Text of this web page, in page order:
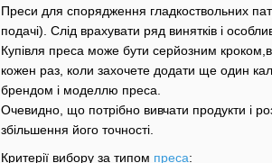
Преси для спорядження гладкоствольних
подачі). Слід врахувати ряд винятків і
Купівля преса може бути серйозним
кожен раз, коли захочете додати ще один
брендом і моделлю преса.
Очевидно, що потрібно вивчати продукти і
збільшення його точності.
Критерії вибору за типом преса: